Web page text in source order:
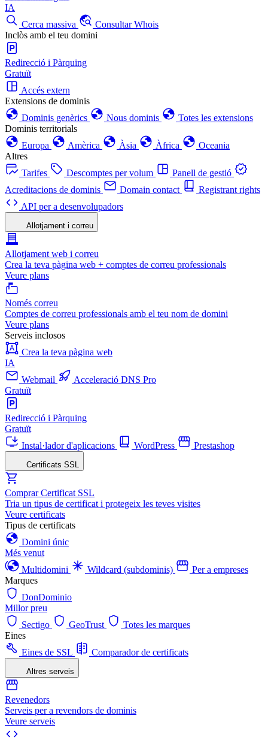
IA
Cerca massiva
Consultar Whois
Inclòs amb el teu domini
Redirecció i Pàrquing
Gratuït
Accés extern
Extensions de dominis
Dominis genèrics
Nous dominis
Totes les extensions
Dominis territorials
Europa
Amèrica Àsia Àfrica
Oceania
Altres
Tarifes
Descomptes per volum
Panell de gestió
Acreditacions de dominis
Domain contact
Registrant rights
API per a desenvolupadors
Allotjament i correu
Allotjament web i correu
Crea la teva pàgina web + comptes de correu professionals
Veure plans
Només correu
Comptes de correu professionals amb el teu nom de domini
Veure plans
Serveis inclosos
Crea la teva pàgina web
IA
Webmail
Acceleració DNS Pro
Gratuït
Redirecció i Pàrquing
Gratuït
Instal·lador d'aplicacions
WordPress Prestashop
Certificats SSL
Comprar Certificat SSL
Tria un tipus de certificat i protegeix les teves visites
Veure certificats
Tipus de certificats
Domini únic
Més venut
Multidomini
Wildcard (subdominis)
Per a empreses
Marques
DonDominio
Millor preu
Sectigo
GeoTrust
Totes les marques
Eines
Eines de SSL
Comparador de certificats
Altres serveis
Revenedors
Serveis per a revendors de dominis
Veure serveis